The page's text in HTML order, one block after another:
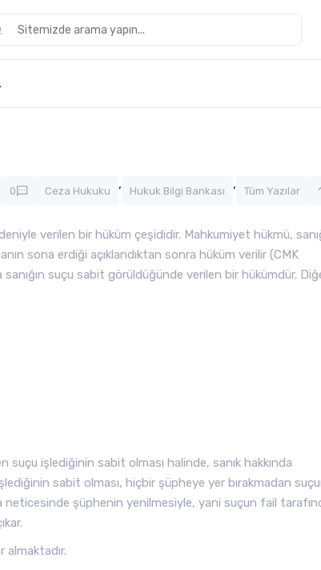
0 Ceza Hukuku , Hukuk Bilgi Bankası , Tüm Yazılar
verilen bir hüküm çeşididir. Mahkumiyet hükmü,
sona erdiği açıklandıktan sonra hüküm verilir (CMK
suçu sabit görüldüğünde verilen bir hükümdür.
suçu işlediğinin sabit olması halinde, sanık hakkında
sabit olması, hiçbir şüpheye yer bırakmadan
neticesinde şüphenin yenilmesiyle, yani suçun fail
almaktadır.